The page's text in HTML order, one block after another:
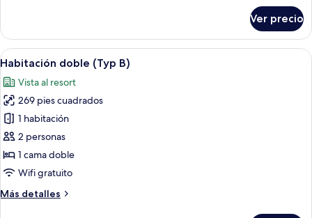
(Carisma)
Ver precio
Abrir
todas
las
fotos
de
Habitación
doble
(Typ
Una habitación de hotel moderna
5
Habitación doble (Typ B)
Vista al resort
269 pies cuadrados
1 habitación
2 personas
1 cama doble
Wifi gratuito
Más detalles
Más